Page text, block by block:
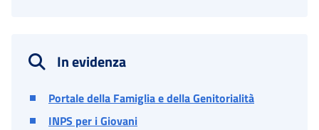
In evidenza
Portale della Famiglia e della Genitorialità
INPS per i Giovani